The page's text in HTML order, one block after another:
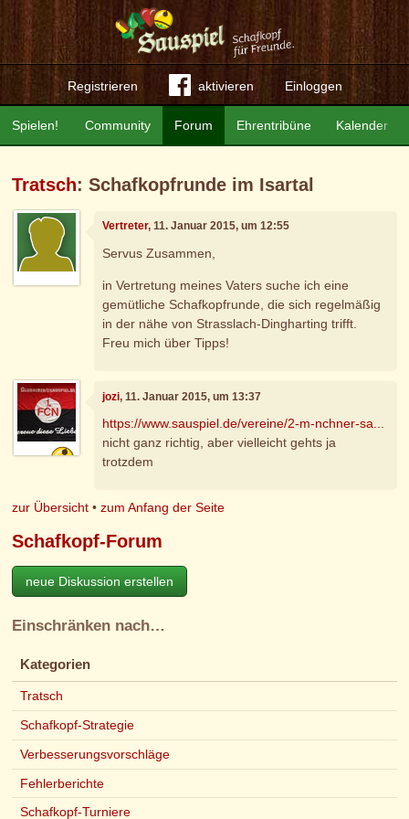
Registrieren aktivieren Einloggen
Community Forum Ehrentribüne Kalender
Spielen!
Tratsch: Schafkopfrunde im Isartal
Vertreter, 11. Januar 2015, um 12:55
Servus Zusammen,
in Vertretung meines Vaters suche ich eine
gemütliche Schafkopfrunde, die sich regelmäßig
in der nähe von Strasslach-Dingharting trifft.
Freu mich über Tipps!
jozi, 11. Januar 2015, um 13:37
https://www.sauspiel.de/vereine/2-m-nchner-sa...
nicht ganz richtig, aber vielleicht gehts ja
trotzdem
zur Übersicht •zum Anfang der Seite
Schafkopf-Forum
neue Diskussion erstellen
Einschränken nach…
Kategorien
Tratsch
Schafkopf-Strategie
Verbesserungsvorschläge
Fehlerberichte
Schafkopf-Turniere